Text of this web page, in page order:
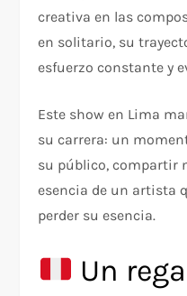
creativa en las
en solitario, su
esfuerzo constante y
Este show en Lima
su carrera: un
su público, compartir
esencia de un artista
perder su esencia.
Un